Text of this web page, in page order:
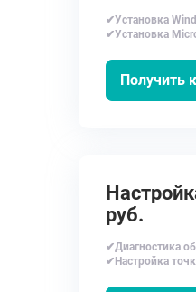
✔Установка
✔Установка
Получить
руб.
✔Диагностика
✔Настройка